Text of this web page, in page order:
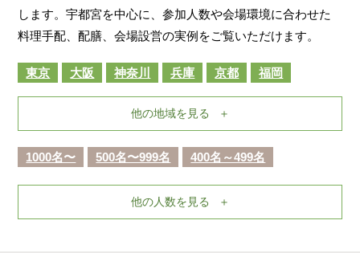
します。宇都宮を中心に、参加人数や会場環境に合わせた
料理手配、配膳、会場設営の実例をご覧いただけます。
東京 大阪 神奈川 兵庫 京都 福岡
他の地域を見る
1000名〜 500名〜999名 400名～499名
他の人数を見る